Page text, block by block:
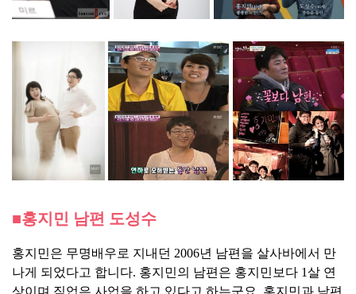
■홍지민 남편 도성수
홍지민은 무명배우로 지내던 2006년 남편을 살사바에서 만
나게 되었다고 합니다. 홍지민의 남편은 홍지민보다 1살 연
상이며 직업은 사업을 하고 있다고 하는군요. 홍지민과 남편